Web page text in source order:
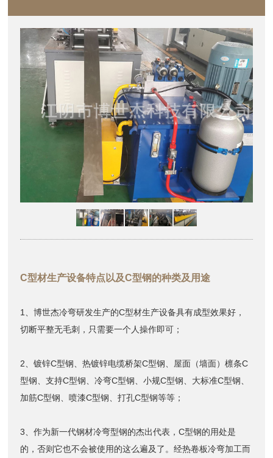
C型材生产设备特点以及C型钢的种类及用途
1、博世杰冷弯研发生产的C型材生产设备具有成型效果好，
切断平整无毛刺，只需要一个人操作即可；
2、镀锌C型钢、热镀锌电缆桥架C型钢、屋面（墙面）檩条C
型钢、支持C型钢、冷弯C型钢、小规C型钢、大标准C型钢、
加筋C型钢、喷漆C型钢、打孔C型钢等等；
3、作为新一代钢材冷弯型钢的杰出代表，C型钢的用处是
的，否则它也不会被使用的这么遍及了。经热卷板冷弯加工而